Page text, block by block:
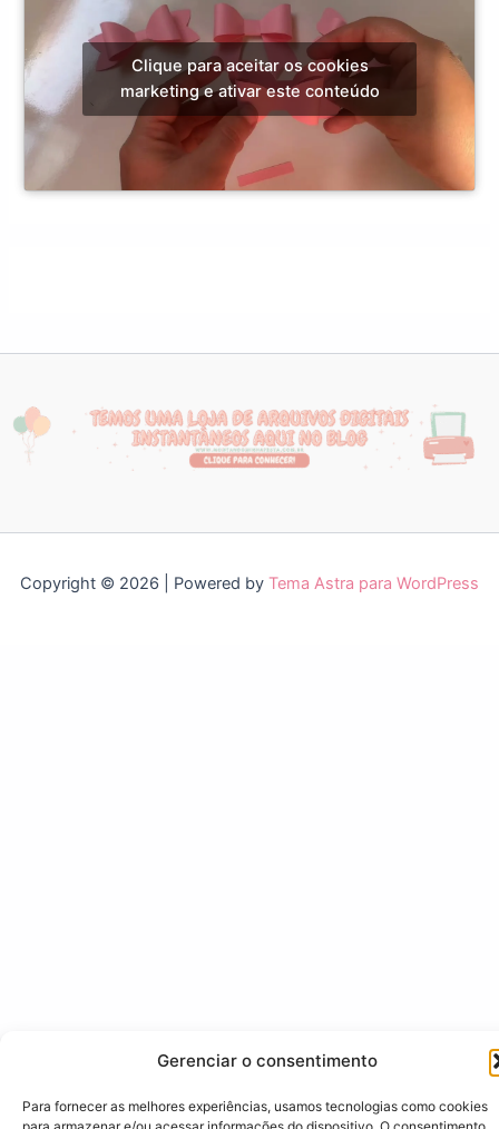
Gerenciar o consentimento
Para fornecer as melhores experiências, usamos tecnologias como cookies
Clique para aceitar os cookies
marketing e ativar este conteúdo
Copyright © 2026 | Powered by Tema Astra para WordPress